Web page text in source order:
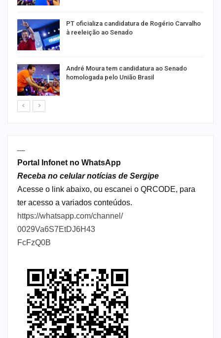
PT oficializa candidatura de Rogério Carvalho
à reeleição ao Senado
André Moura tem candidatura ao Senado
homologada pelo União Brasil
----
Portal Infonet no WhatsApp
Receba no celular notícias de Sergipe
Acesse o link abaixo, ou escanei o QRCODE, para
ter acesso a variados conteúdos.
https://whatsapp.com/channel/
0029Va6S7EtDJ6H43
FcFzQ0B